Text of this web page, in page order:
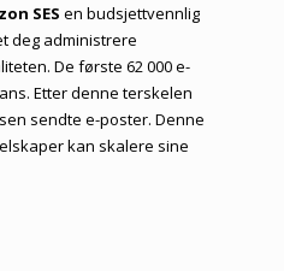
SES en budsjettvennlig
deg administrere
De første 62 000 e-
Etter denne terskelen
sendte e-poster. Denne
kan skalere sine